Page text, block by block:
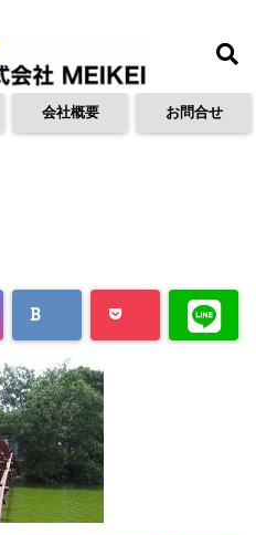
会社概要 お問合せ